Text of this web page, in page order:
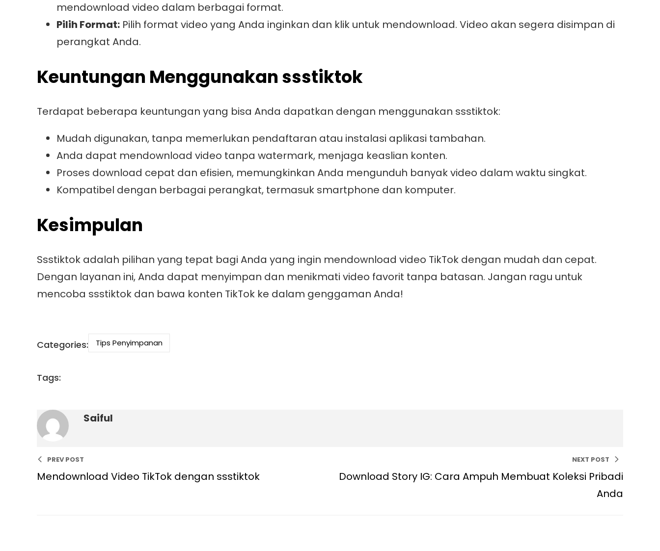
mendownload video dalam berbagai format.
Pilih Format: Pilih format video yang Anda inginkan dan klik untuk mendownload. Video akan segera disimpan di
perangkat Anda.
Keuntungan Menggunakan ssstiktok
Terdapat beberapa keuntungan yang bisa Anda dapatkan dengan menggunakan ssstiktok:
Mudah digunakan, tanpa memerlukan pendaftaran atau instalasi aplikasi tambahan.
Anda dapat mendownload video tanpa watermark, menjaga keaslian konten.
Proses download cepat dan efisien, memungkinkan Anda mengunduh banyak video dalam waktu singkat.
Kompatibel dengan berbagai perangkat, termasuk smartphone dan komputer.
Kesimpulan
Ssstiktok adalah pilihan yang tepat bagi Anda yang ingin mendownload video TikTok dengan mudah dan cepat.
Dengan layanan ini, Anda dapat menyimpan dan menikmati video favorit tanpa batasan. Jangan ragu untuk
mencoba ssstiktok dan bawa konten TikTok ke dalam genggaman Anda!
Categories: Tips Penyimpanan
Tags:
Saiful
PREV POST
Mendownload Video TikTok dengan ssstiktok
NEXT POST
Download Story IG: Cara Ampuh Membuat Koleksi Pribadi
Anda